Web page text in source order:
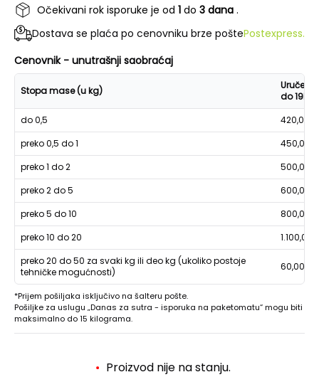
Očekivani rok isporuke je od 1 do 3 dana .
Dostava se plaća po cenovniku brze poštePostexpress.
Cenovnik - unutrašnji saobraćaj
Stopa mase (u kg)
Uručenje
do 19h
do 0,5
420,00
preko 0,5 do 1
450,00
preko 1 do 2
500,00
preko 2 do 5
600,00
preko 5 do 10
800,00
preko 10 do 20
1.100,00
preko 20 do 50 za svaki kg ili deo kg (ukoliko postoje
tehničke mogućnosti)
60,00
*Prijem pošiljaka isključivo na šalteru pošte.
Pošiljke za uslugu „Danas za sutra - isporuka na paketomatu“ mogu biti
maksimalno do 15 kilograma.
Proizvod nije na stanju.